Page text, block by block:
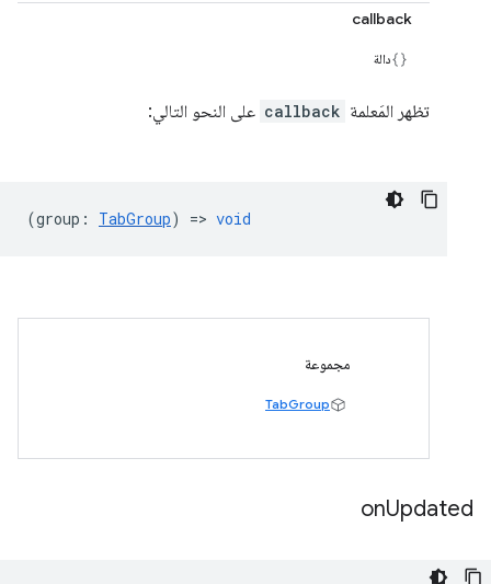
callback
دالة
تظهر المَعلمة callback على النحو التالي:
(group : TabGroup) => void
مجموعة
TabGroup
onUpdated